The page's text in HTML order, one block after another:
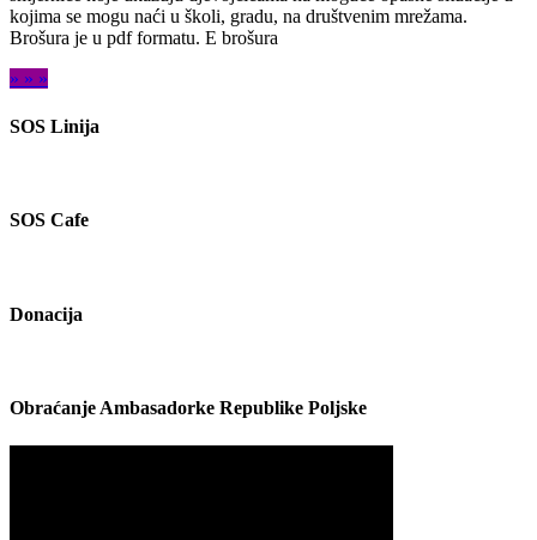
kojima se mogu naći u školi, gradu, na društvenim mrežama.
Brošura je u pdf formatu. E brošura
» » »
SOS Linija
SOS Cafe
Donacija
Obraćanje Ambasadorke Republike Poljske